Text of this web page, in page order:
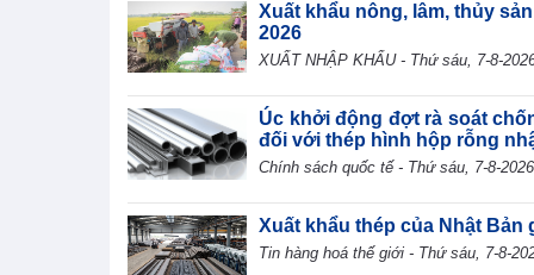
Xuất khẩu nông, lâm, thủy
2026
XUẤT NHẬP KHẨU - Thứ sáu, 7-8-
Úc khởi động đợt rà soát
đối với thép hình hộp rỗng
Chính sách quốc tế - Thứ sáu, 7-8-2026
Xuất khẩu thép của Nhật Bản
Tin hàng hoá thế giới - Thứ sáu, 7-8-